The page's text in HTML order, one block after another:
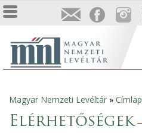
Jelenlegi
hely
Magyar Nemzeti Levéltár » Címlap
Elérhetőségek